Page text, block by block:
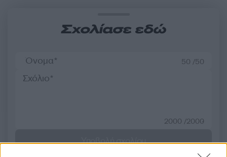
Σχολίασε εδώ
50 /50
2000 /2000
Υποβολή σχολίου